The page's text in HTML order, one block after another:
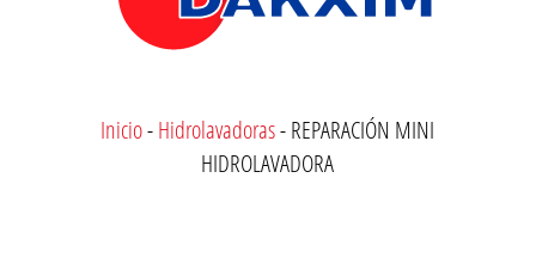
Inicio-Hidrolavadoras-REPARACIÓN MINI
HIDROLAVADORA